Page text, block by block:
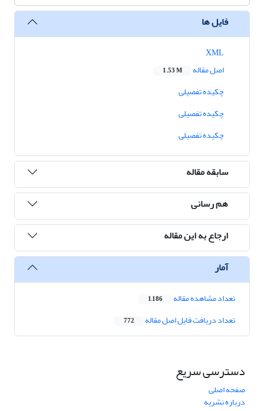
فایل ها
اصل مقاله
1.53 M
چکیده تفصیلی
چکیده تفصیلی
چکیده تفصیلی
سابقه مقاله
هم رسانی
ارجاع به این مقاله
آمار
تعداد مشاهده مقاله 1,186
تعداد دریافت فایل اصل مقاله 772
دسترسی سریع
صفحه اصلی
درباره نشریه